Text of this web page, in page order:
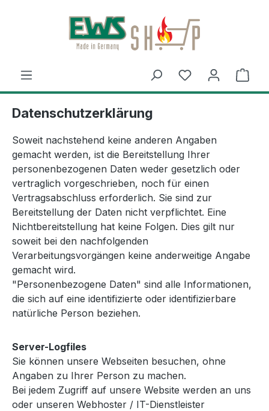
Zum Hauptinhalt springen
Du hast 0
Datenschutzerklärung
Soweit nachstehend keine anderen Angaben
gemacht werden, ist die Bereitstellung Ihrer
personenbezogenen Daten weder gesetzlich oder
vertraglich vorgeschrieben, noch für einen
Vertragsabschluss erforderlich. Sie sind zur
Bereitstellung der Daten nicht verpflichtet. Eine
Nichtbereitstellung hat keine Folgen. Dies gilt nur
soweit bei den nachfolgenden
Verarbeitungsvorgängen keine anderweitige Angabe
gemacht wird.
"Personenbezogene Daten" sind alle Informationen,
die sich auf eine identifizierte oder identifizierbare
natürliche Person beziehen.
Server-Logfiles
Sie können unsere Webseiten besuchen, ohne
Angaben zu Ihrer Person zu machen.
Bei jedem Zugriff auf unsere Website werden an uns
oder unseren Webhoster / IT-Dienstleister